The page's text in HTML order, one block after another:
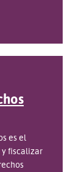
es el
fiscalizar